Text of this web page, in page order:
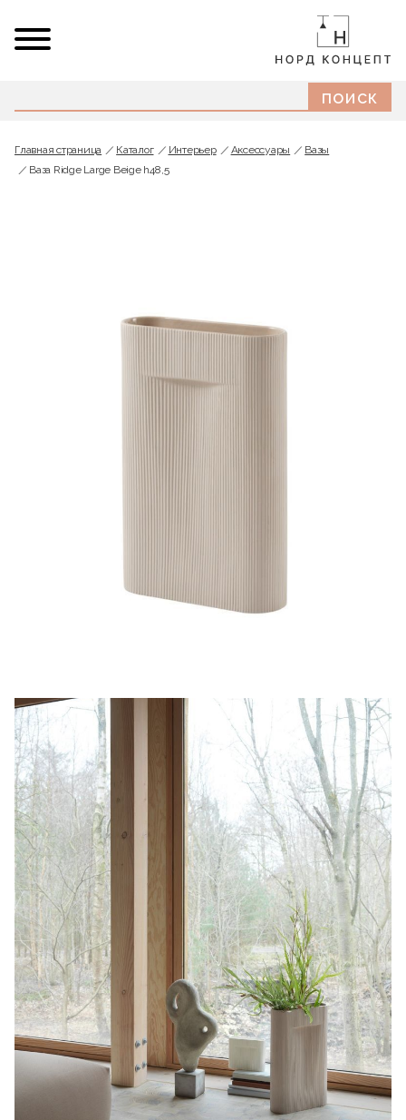
Главная страница Каталог Интерьер Аксессуары
Вазы
Ваза Ridge Large Beige h48,5